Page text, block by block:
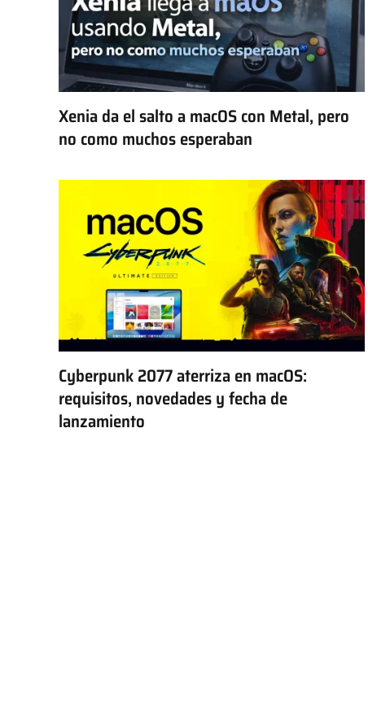
Xenia da el salto a macOS con Metal, pero
no como muchos esperaban
Cyberpunk 2077 aterriza en macOS:
requisitos, novedades y fecha de
lanzamiento